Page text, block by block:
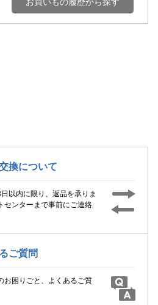
換について
以内に限り、返品を承りま
センターまで事前にご連絡
ご質問
お困りごと、よくあるご質